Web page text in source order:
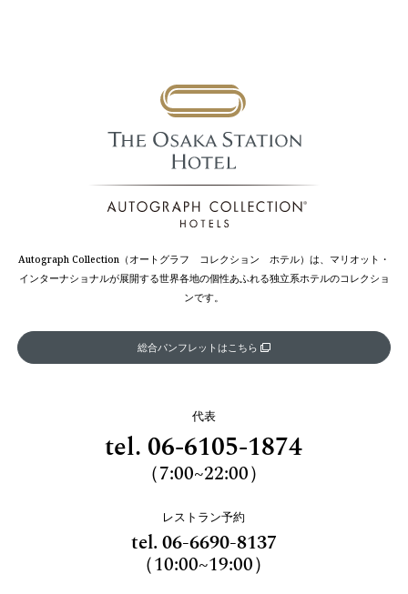
Autograph Collection（オートグラフ コレクション ホテル）は、マリオット・
インターナショナルが展開する世界各地の個性あふれる独立系ホテルのコレクショ
ンです。
総合パンフレットはこちら
代表
tel. 06-6105-1874
（7:00~22:00）
レストラン予約
tel.06-6690-8137
（10:00~19:00）